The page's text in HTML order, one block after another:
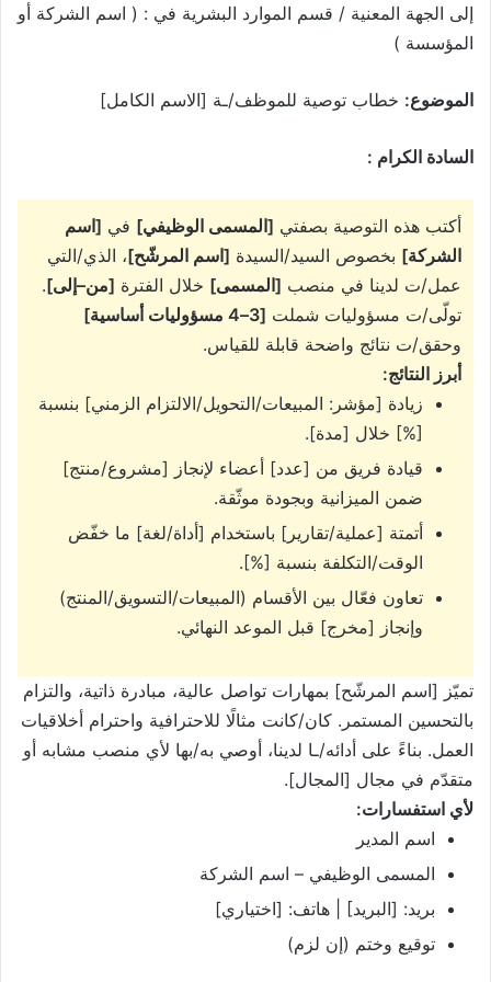
إلى الجهة المعنية / قسم الموارد البشرية في : ( اسم الشركة أو
المؤسسة )
الموضوع: خطاب توصية للموظف/ـة [الاسم الكامل]
السادة الكرام :
أكتب هذه التوصية بصفتي [المسمى الوظيفي] في [اسم
الشركة] بخصوص السيد/السيدة [اسم المرشّح]، الذي/التي
عمل/ت لدينا في منصب [المسمى] خلال الفترة [من–إلى].
تولّى/ت مسؤوليات شملت [3–4 مسؤوليات أساسية]
وحقق/ت نتائج واضحة قابلة للقياس.
أبرز النتائج:
زيادة [مؤشر: المبيعات/التحويل/الالتزام الزمني] بنسبة
[%] خلال [مدة].
قيادة فريق من [عدد] أعضاء لإنجاز [مشروع/منتج]
ضمن الميزانية وبجودة موثّقة.
أتمتة [عملية/تقارير] باستخدام [أداة/لغة] ما خفّض
الوقت/التكلفة بنسبة [%]
.
تعاون فعّال بين الأقسام (المبيعات/التسويق/المنتج)
وإنجاز [مخرج] قبل الموعد النهائي.
تميّز [اسم المرشّح] بمهارات تواصل عالية، مبادرة ذاتية، والتزام
بالتحسين المستمر. كان/كانت مثالًا للاحترافية واحترام أخلاقيات
العمل. بناءً على أدائه/ـا لدينا، أوصي به/بها لأي منصب مشابه أو
متقدّم في مجال [المجال].
لأي استفسارات:
اسم المدير
المسمى الوظيفي – اسم الشركة
بريد: [البريد] | هاتف: [اختياري]
توقيع وختم (إن لزم)